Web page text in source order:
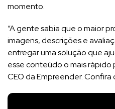
momento.
“A gente sabia que o maior
imagens, descrições e
entregar uma solução que
esse conteúdo o mais rápido
CEO da Empreender.